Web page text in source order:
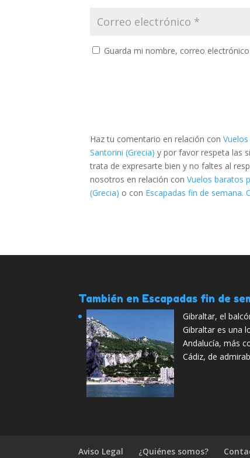
Guarda mi nombre, correo
Haz tu comentario en relación con
Santorini (Grecia) y por favor respeta las
trata de expresarte bien y no faltes al
nosotros en relación conVuelos baratos
(Grecia) o con Escapadas fin de semana.
También en Escapadas fin de
Gibraltar, el
Gibraltar es una
Andalucía, más
Cádiz, de
Aviso Legal ¿Quiénes somos?